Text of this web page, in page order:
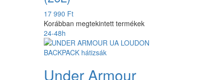
17 990 Ft
Korábban megtekintett termékek
24-48h
Under Armour